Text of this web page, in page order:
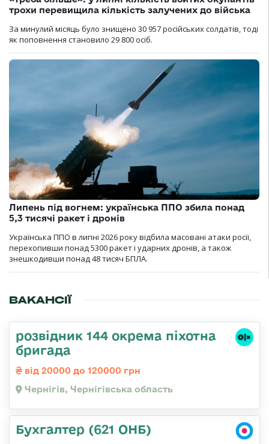
трохи перевищила кількість залучених до війська
За минулий місяць було знищено 30 957 російських солдатів, тоді
як поповнення становило 29 800 осіб.
Липень під вогнем: українська ППО збила понад
5,3 тисячі ракет і дронів
Українська ППО в липні 2026 року відбила масовані атаки росії,
перехопивши понад 5300 ракет і ударних дронів, а також
знешкодивши понад 48 тисяч БПЛА.
ВАКАНСІЇ
розвідник 144 окрема піхотна
бригада
від 20000 до 120000 грн
Чернігів, Чернігівська область
Бухгалтер (621 ОНБ)